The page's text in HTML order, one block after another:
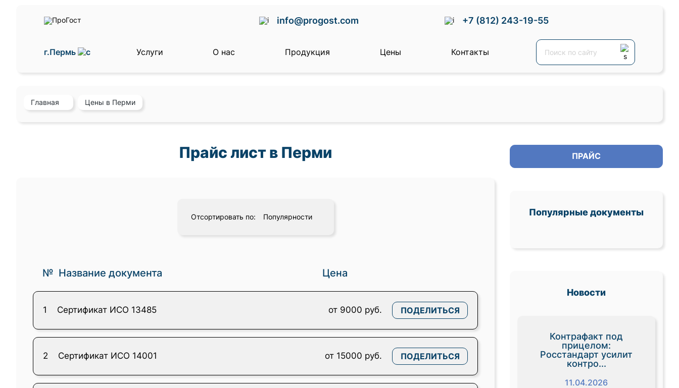
info@progost.com +7 (812) 243-19-55
г.Пермь Услуги О нас Продукция Цены Контакты
Главная Цены в Перми
Прайс лист в Перми
Отсортировать по: Популярности
№ Название документа Цена
1 Сертификат ИСО 13485 от 9000 руб. ПОДЕЛИТЬСЯ
2 Сертификат ИСО 14001 от 15000 руб. ПОДЕЛИТЬСЯ
ПРАЙС
Популярные документы
Новости
Контрафакт под
прицелом:
Росстандарт усилит
контро...
11.04.2026